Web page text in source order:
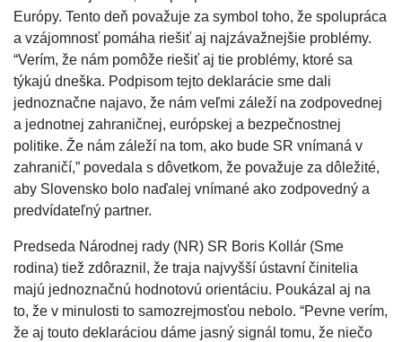
Európy. Tento deň považuje za symbol toho, že spolupráca
a vzájomnosť pomáha riešiť aj najzávažnejšie problémy.
“Verím, že nám pomôže riešiť aj tie problémy, ktoré sa
týkajú dneška. Podpisom tejto deklarácie sme dali
jednoznačne najavo, že nám veľmi záleží na zodpovednej
a jednotnej zahraničnej, európskej a bezpečnostnej
politike. Že nám záleží na tom, ako bude SR vnímaná v
zahraničí,” povedala s dôvetkom, že považuje za dôležité,
aby Slovensko bolo naďalej vnímané ako zodpovedný a
predvídateľný partner.
Predseda Národnej rady (NR) SR Boris Kollár (Sme
rodina) tiež zdôraznil, že traja najvyšší ústavní činitelia
majú jednoznačnú hodnotovú orientáciu. Poukázal aj na
to, že v minulosti to samozrejmosťou nebolo. “Pevne verím,
že aj touto deklaráciou dáme jasný signál tomu, že niečo